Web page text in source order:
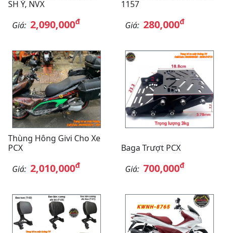
SH Ý, NVX
Giá: 2,090,000đ
1157
Giá: 280,000đ
Thùng Hông Givi Cho Xe
PCX
Giá: 2,010,000đ
Baga Trượt PCX
Giá: 700,000đ